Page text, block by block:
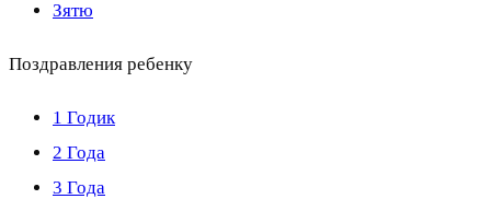
Зятю
Поздравления ребенку
1 Годик
2 Года
3 Года